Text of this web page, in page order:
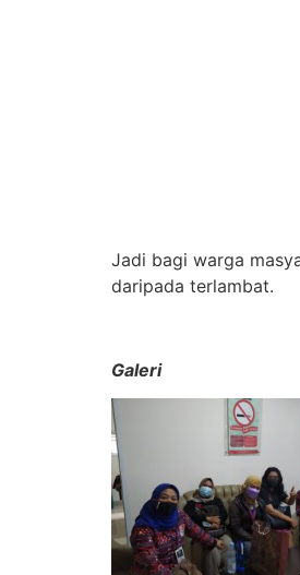
Jadi bagi warga
daripada terlambat.
Galeri